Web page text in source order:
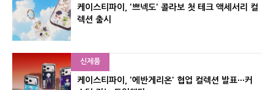
케이스티파이, '쁘넥도' 콜라보 첫 테크 액세서리 컬
렉션 출시
신제품
케이스티파이, '에반게리온' 협업 컬렉션 발표···커